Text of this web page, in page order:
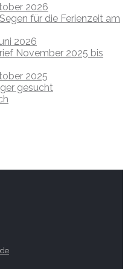
2026
für die Ferienzeit am
2026
November 2025 bis
2025
gesucht